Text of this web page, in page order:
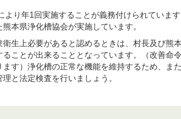
より年1回実施することが義務付けられていま
本県浄化槽協会が実施しています。
衛生上必要があると認めるときは、村長及び熊
ことが出来ることとなっています。（改善命
す）浄化槽の正常な機能を維持するため、ま
と法定検査を行いましょう。